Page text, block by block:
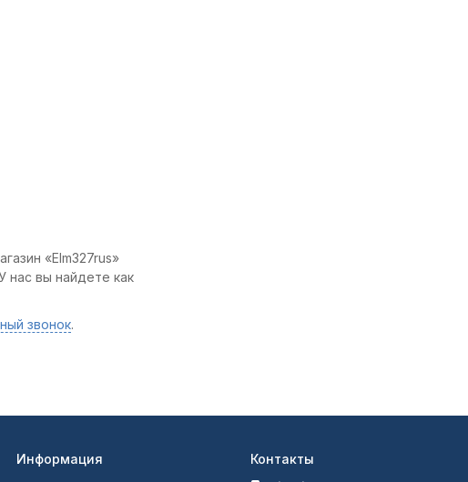
«Elm327rus»
нас вы найдете как
звонок.
Информация Контакты